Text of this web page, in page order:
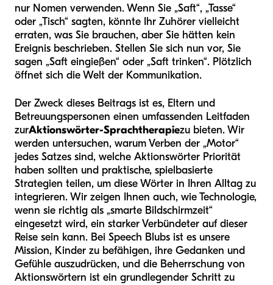
nur Nomen verwenden. Wenn Sie „Saft“, „Tasse“
oder „Tisch“ sagten, könnte Ihr Zuhörer vielleicht
erraten, was Sie brauchen, aber Sie hätten kein
Ereignis beschrieben. Stellen Sie sich nun vor, Sie
sagen „Saft eingießen“ oder „Saft trinken“. Plötzlich
öffnet sich die Welt der Kommunikation.
Der Zweck dieses Beitrags ist es, Eltern und
Betreuungspersonen einen umfassenden Leitfaden
zurAktionswörter-Sprachtherapiezu bieten. Wir
werden untersuchen, warum Verben der „Motor“
jedes Satzes sind, welche Aktionswörter Priorität
haben sollten und praktische, spielbasierte
Strategien teilen, um diese Wörter in Ihren Alltag zu
integrieren. Wir zeigen Ihnen auch, wie Technologie,
wenn sie richtig als „smarte Bildschirmzeit“
eingesetzt wird, ein starker Verbündeter auf dieser
Reise sein kann. Bei Speech Blubs ist es unsere
Mission, Kinder zu befähigen, ihre Gedanken und
Gefühle auszudrücken, und die Beherrschung von
Aktionswörtern ist ein grundlegender Schritt zu